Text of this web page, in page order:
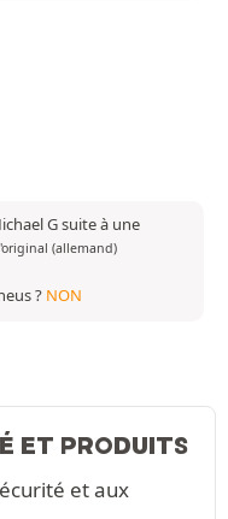
G suite à une
(allemand)
? NON
ET PRODUITS
et aux